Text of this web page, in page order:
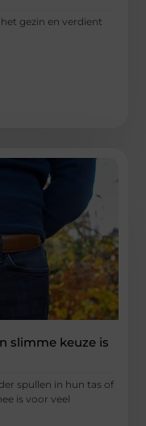
gezin en verdient
slimme keuze is
spullen in hun tas of
is voor veel